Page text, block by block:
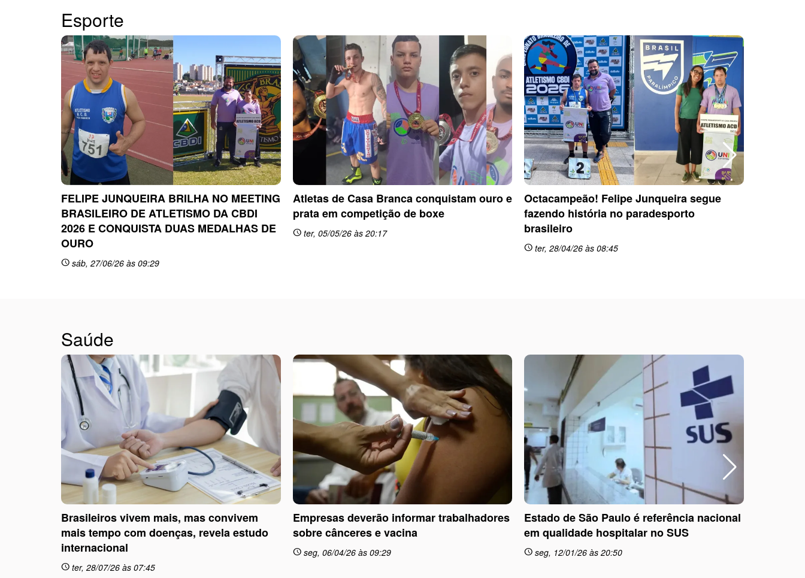
Esporte
FELIPE JUNQUEIRA BRILHA NO MEETING
BRASILEIRO DE ATLETISMO DA CBDI
2026 E CONQUISTA DUAS MEDALHAS DE
OURO
schedule sáb, 27/06/26 às 09:29
Atletas de Casa Branca conquistam ouro e
prata em competição de boxe
scheduleter, 05/05/26 às 20:17
Octacampeão! Felipe Junqueira segue
fazendo história no paradesporto
brasileiro
schedule ter, 28/04/26 às 08:45
Saúde
Brasileiros vivem mais, mas convivem
mais tempo com doenças, revela estudo
internacional
schedule ter, 28/07/26 às 07:45
Empresas deverão informar trabalhadores
sobre cânceres e vacina
scheduleseg, 06/04/26 às 09:29
Estado de São Paulo é referência nacional
em qualidade hospitalar no SUS
schedule seg, 12/01/26 às 20:50